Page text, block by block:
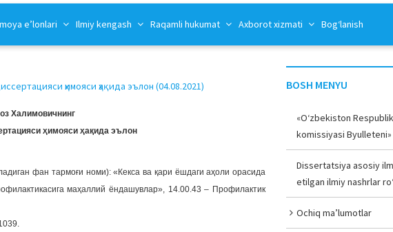
e’lonlari Ilmiy kengash Raqamli hukumat Axborot xizmati Bog‘lanish
ҳимояси ҳақида эълон (04.08.2021)
Халимовичнинг
ҳимояси ҳақида эълон
фан тармоғи номи): «Кекса ва қари ёшдаги аҳоли орасида
маҳаллий ёндашувлар», 14.00.43 – Профилактик
BOSH MENYU
«O‘zbekiston
komissiyasi Byulleteni»
Dissertatsiya asosiy
etilgan ilmiy nashrlar
Ochiq ma’lumotlar